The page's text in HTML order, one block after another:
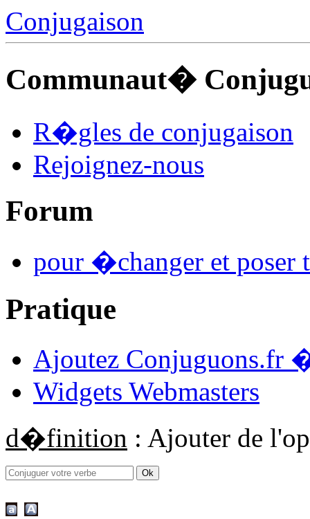
Conjugaison
Communaut�
R�gles de conjugaison
Rejoignez-nous
Forum
pour �changer et poser
Pratique
Ajoutez Conjuguons.fr
Widgets Webmasters
d�finition : Ajouter de